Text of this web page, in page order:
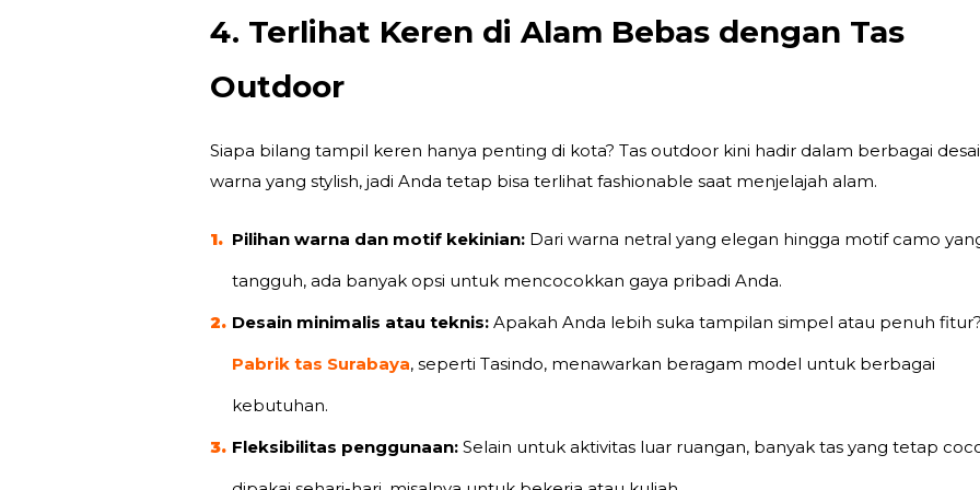
4. Terlihat Keren di Alam Bebas dengan Tas
Outdoor
Siapa bilang tampil keren hanya penting di kota?Tas outdoor kini hadir dalam berbagai
warna yang stylish, jadi Anda tetap bisa terlihat fashionable saat menjelajah alam.
Pilihan warna dan motif kekinian: Dari warna netral yang elegan hingga motif camo
tangguh, ada banyak opsi untuk mencocokkan gaya pribadi Anda.
Desain minimalis atau teknis: Apakah Anda lebih suka tampilan simpel atau penuh fitur?
Pabrik tas Surabaya, sepertiTasindo, menawarkan beragam model untuk berbagai
kebutuhan.
Fleksibilitas penggunaan: Selain untuk aktivitas luar ruangan, banyaktas yang tetap